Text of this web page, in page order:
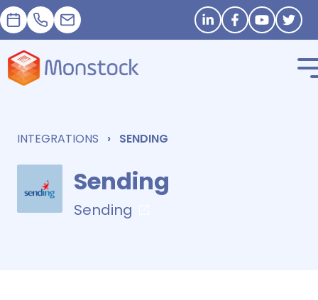
預約 +33 1 83 62 25 41
contact@monstock.net Stay in touch
INTEGRATIONS SENDING
Sending
Sending